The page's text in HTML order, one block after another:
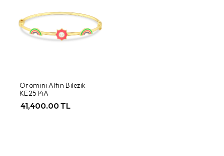
Oromini Altın Bilezik
KE2514A
41,400.00 TL